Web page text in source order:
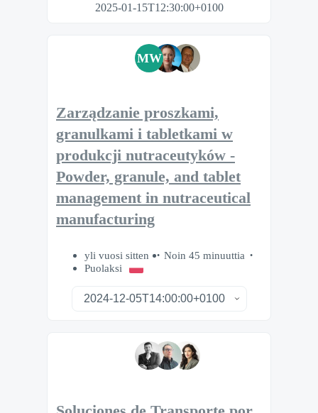
2025-01-15T12:30:00+0100
MW
Zarządzanie proszkami,
granulkami i tabletkami w
produkcji nutraceutyków -
Powder, granule, and tablet
management in nutraceutical
manufacturing
yli vuosi sitten
Noin 45 minuuttia
Puolaksi